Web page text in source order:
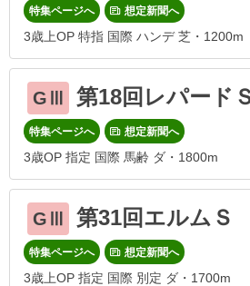
特集ページへ 想定新聞へ
3歳上OP 特指 国際 ハンデ 芝・1200m
GⅢ 第18回レパード
特集ページへ 想定新聞へ
3歳OP 指定 国際 馬齢 ダ・1800m
GⅢ 第31回エルムＳ
特集ページへ 想定新聞へ
3歳上OP 指定 国際 別定 ダ・1700m